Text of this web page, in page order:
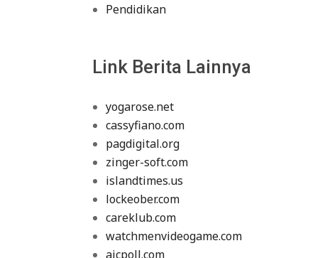
Pendidikan
Link Berita Lainnya
yogarose.net
cassyfiano.com
pagdigital.org
zinger-soft.com
islandtimes.us
lockeober.com
careklub.com
watchmenvideogame.com
aicpoll.com